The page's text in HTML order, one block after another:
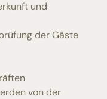
und
der Gäste
von der